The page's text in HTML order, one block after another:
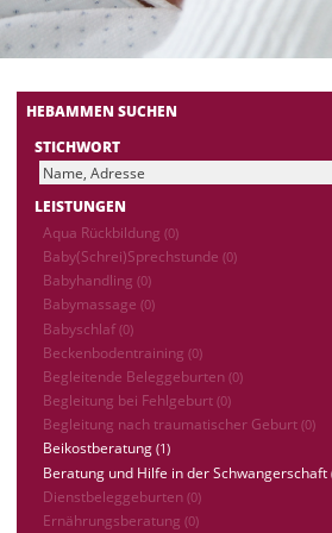
HEBAMMEN SUCHEN
STICHWORT
LEISTUNGEN
Aqua Rückbildung (0)
Baby(Schrei)Sprechstunde (0)
Babyhandling (0)
Babymassage (0)
Babyschlaf (0)
Beckenbodentraining (0)
Begleitende Beleggeburten (0)
Begleitung bei Fehlgeburt (0)
Begleitung nach traumatischer Geburt (0)
Beikostberatung (1)
Beratung und Hilfe in der Schwangerschaft
Dienstbeleggeburten (0)
Ernährungsberatung (0)